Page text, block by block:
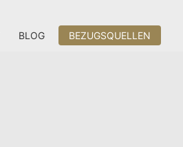
BLOG BEZUGSQUELLEN